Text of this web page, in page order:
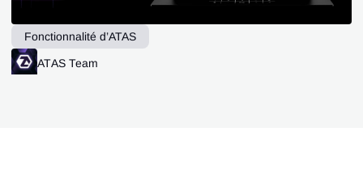
Fonctionnalité d’ATAS
ATAS Team